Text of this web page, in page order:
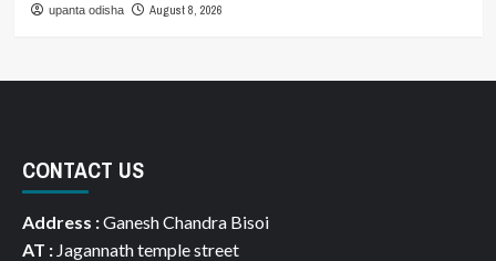
upanta odisha August 8, 2026
CONTACT US
Address :Ganesh Chandra Bisoi
AT : Jagannath temple street